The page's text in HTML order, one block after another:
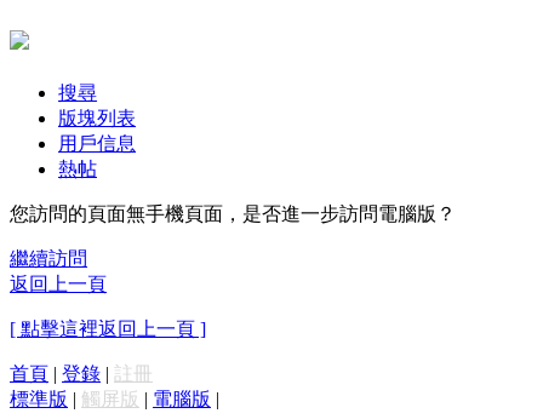
搜尋
版塊列表
用戶信息
熱帖
您訪問的頁面無手機頁面，是否進一步訪問電腦版？
繼續訪問
返回上一頁
[ 點擊這裡返回上一頁 ]
首頁 | 登錄 | 註冊
標準版 | 觸屏版 | 電腦版 |